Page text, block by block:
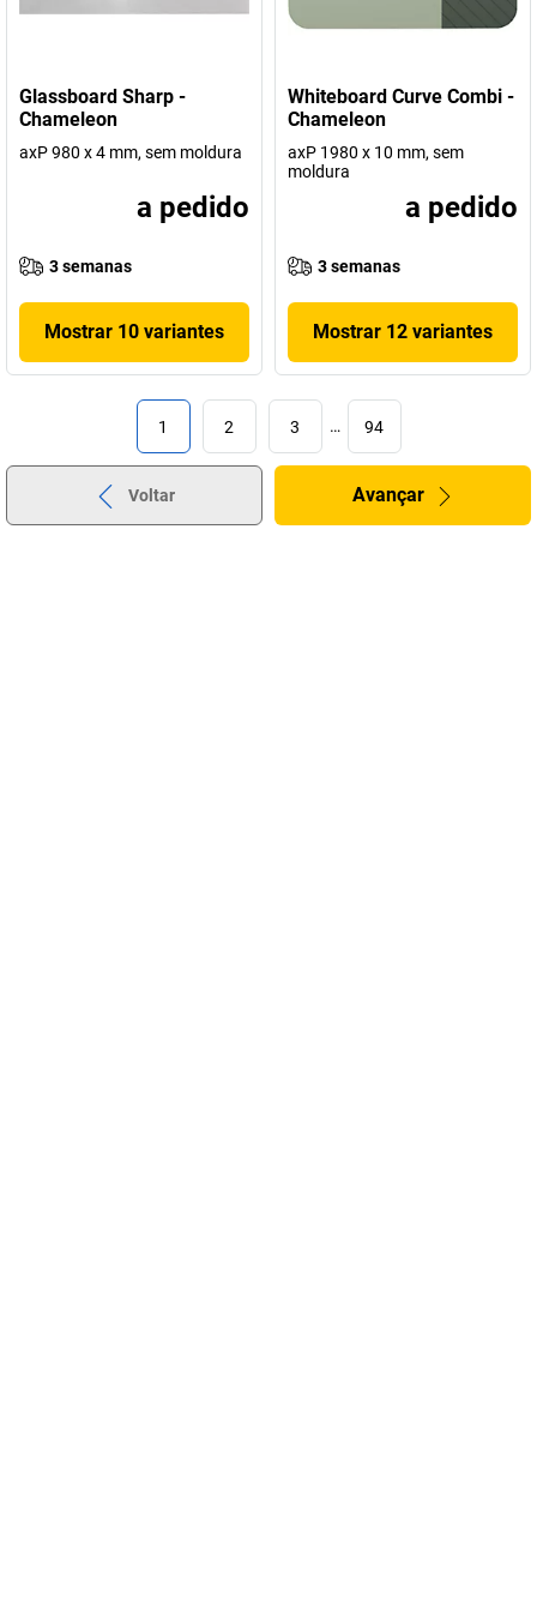
Glassboard Sharp -
Chameleon
axP 980 x 4 mm, sem moldura
a pedido
3 semanas
Mostrar 10 variantes
Whiteboard Curve Combi -
Chameleon
axP 1980 x 10 mm, sem
moldura
a pedido
3 semanas
Mostrar 12 variantes
1 2 3 … 94
Voltar Avançar